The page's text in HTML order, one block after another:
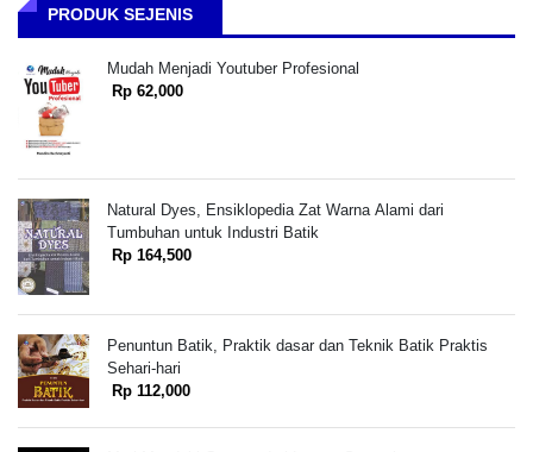
PRODUK SEJENIS
Mudah Menjadi Youtuber Profesional
Rp 62,000
Natural Dyes, Ensiklopedia Zat Warna Alami dari
Tumbuhan untuk Industri Batik
Rp 164,500
Penuntun Batik, Praktik dasar dan Teknik Batik Praktis
Sehari-hari
Rp 112,000